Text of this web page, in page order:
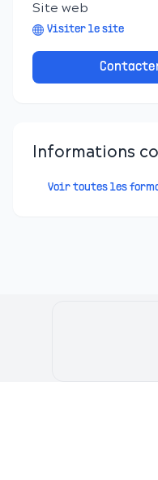
Site web
Visiter le site
Informations
Voir toutes les